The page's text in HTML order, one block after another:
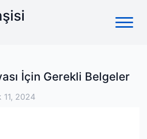
İçin Gerekli Belgeler
11, 2024